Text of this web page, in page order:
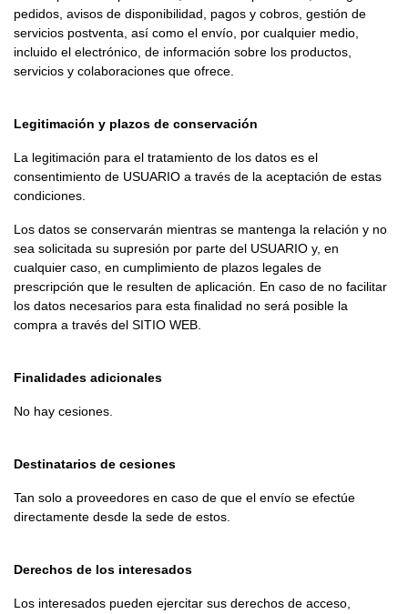
pedidos, avisos de disponibilidad, pagos y cobros, gestión de
servicios postventa, así como el envío, por cualquier medio,
incluido el electrónico, de información sobre los productos,
servicios y colaboraciones que ofrece.
Legitimación y plazos de conservación
La legitimación para el tratamiento de los datos es el
consentimiento de USUARIO a través de la aceptación de estas
condiciones.
Los datos se conservarán mientras se mantenga la relación y no
sea solicitada su supresión por parte del USUARIO y, en
cualquier caso, en cumplimiento de plazos legales de
prescripción que le resulten de aplicación. En caso de no facilitar
los datos necesarios para esta finalidad no será posible la
compra a través del SITIO WEB.
Finalidades adicionales
No hay cesiones.
Destinatarios de cesiones
Tan solo a proveedores en caso de que el envío se efectúe
directamente desde la sede de estos.
Derechos de los interesados
Los interesados pueden ejercitar sus derechos de acceso,